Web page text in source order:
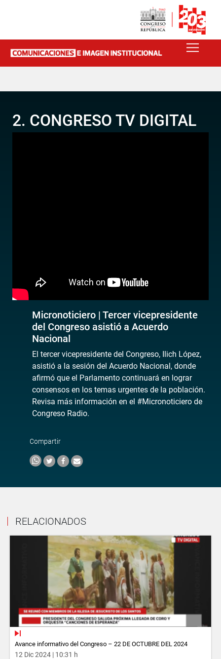
2. CONGRESO TV DIGITAL
Micronoticiero | Tercer vicepresidente
del Congreso asistió a Acuerdo
Nacional
El tercer vicepresidente del Congreso, Ilich López,
asistió a la sesión del Acuerdo Nacional, donde
afirmó que el Parlamento continuará en lograr
consensos en los temas urgentes de la población.
Revisa más información en el #Micronoticiero de
Congreso Radio.
Compartir
RELACIONADOS
Avance informativo del Congreso – 22 DE OCTUBRE DEL 2024
12 Dic 2024 | 10:31 h